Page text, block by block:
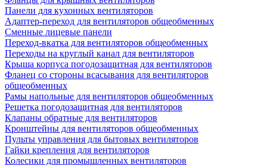
Панели для кухонных вентиляторов
Адаптер-переход для вентиляторов общеобменных
Сменные лицевые панели
Переход-вкатка для вентиляторов общеобменных
Переходы на круглый канал для вентиляторов
Крыша корпуса погодозащитная для вентиляторов
Фланец со стороны всасывания для вентиляторов
общеобменных
Рамы напольные для вентиляторов общеобменных
Решетка погодозащитная для вентиляторов
Клапаны обратные для вентиляторов
Кронштейны для вентиляторов общеобменных
Пульты управления для бытовых вентиляторов
Гайки крепления для вентиляторов
Колесики для промышленных вентиляторов